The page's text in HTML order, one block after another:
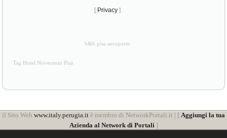
[ Privacy ]
b&b pisa aeroporto
Tag Hotel Novecento Pisa
il Sito Web www.italy.perugia.it è membro di NetworkPortali.it | [ Aggiungi la tua
Azienda al Network di Portali ]